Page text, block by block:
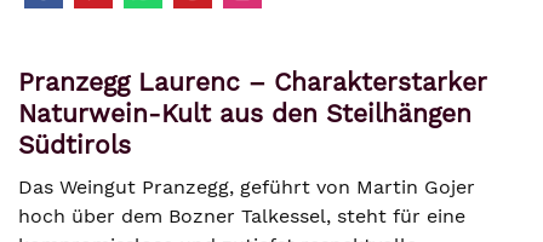
Pranzegg Laurenc – Charakterstarker
Naturwein-Kult aus den Steilhängen
Südtirols
Das Weingut Pranzegg, geführt von Martin Gojer
hoch über dem Bozner Talkessel, steht für eine